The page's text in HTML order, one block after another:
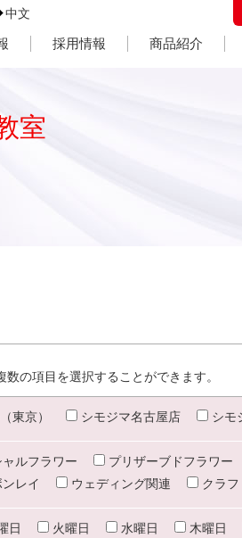
中文
採用情報 商品紹介
室
の項目を選択することができます。
東京） シモジマ名古屋店 シモ
ルフラワー プリザーブドフラワー
レイ
ウェディング関連 クラフ
日 火曜日 水曜日 木曜日